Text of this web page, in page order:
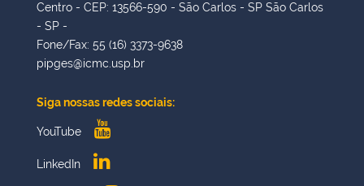
Centro - CEP: 13566-590 - São Carlos - SP São Carlos
- SP -
Fone/Fax: 55 (16) 3373-9638
pipges@icmc.usp.br
Siga nossas redes sociais:
YouTube
LinkedIn